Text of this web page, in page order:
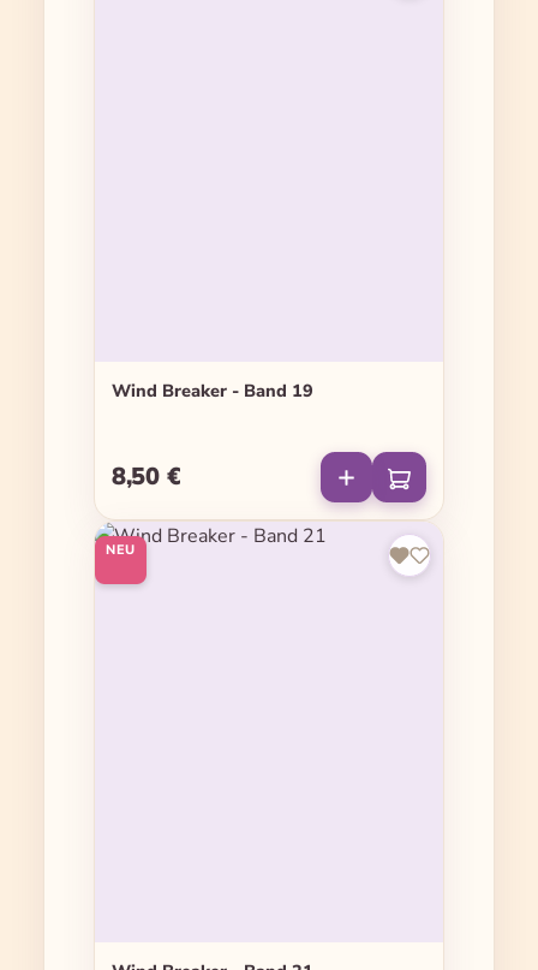
Wind Breaker - Band 19
Regulärer Preis:
8,50 €
NEU